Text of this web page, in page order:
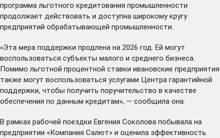
программа льготного кредитования промышленности
продолжает действовать и доступна широкому кругу
предприятий обрабатывающей промышленности.
«Эта мера поддержки продлена на 2026 год. Ей могут
воспользоваться субъекты малого и среднего бизнеса.
Помимо льготной процентной ставки ивановские предприятия
также могут воспользоваться услугами Центра гарантийной
поддержки, чтобы получить поручительство в качестве
обеспечения по данным кредитам», — сообщила она.
В рамках рабочей поездки Евгения Соколова побывала на
предприятии «Компания Салют» и оценила эффективность